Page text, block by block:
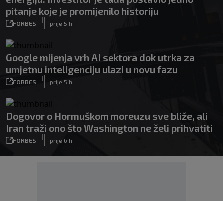
pitanje koje je promijenilo historiju
FORBES
|
prije 5 h
Google mijenja vrh AI sektora dok utrka za
umjetnu inteligenciju ulazi u novu fazu
FORBES
|
prije 5 h
Dogovor o Hormuškom moreuzu sve bliže, ali
Iran traži ono što Washington ne želi prihvatiti
FORBES
|
prije 6 h